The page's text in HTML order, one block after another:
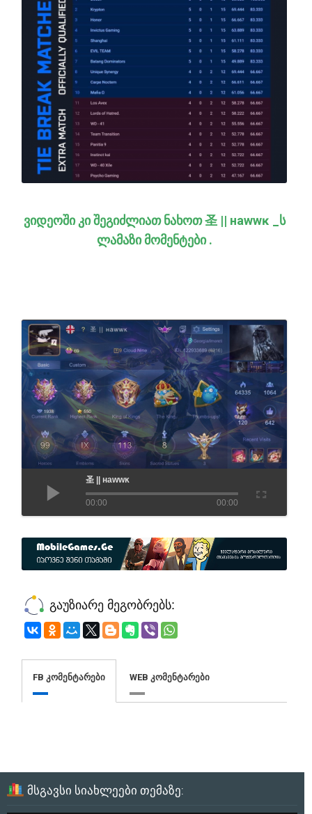
ვიდეოში კი შეგიძლიათ ნახოთ 圣 || нawwĸ _ს
ლამაზი მომენტები .
圣 || нawwĸ
00:00 00:00
გაუზიარე მეგობრებს:
FB კომენტარები WEB კომენტარები
მსგავსი სიახლეები თემაზე: